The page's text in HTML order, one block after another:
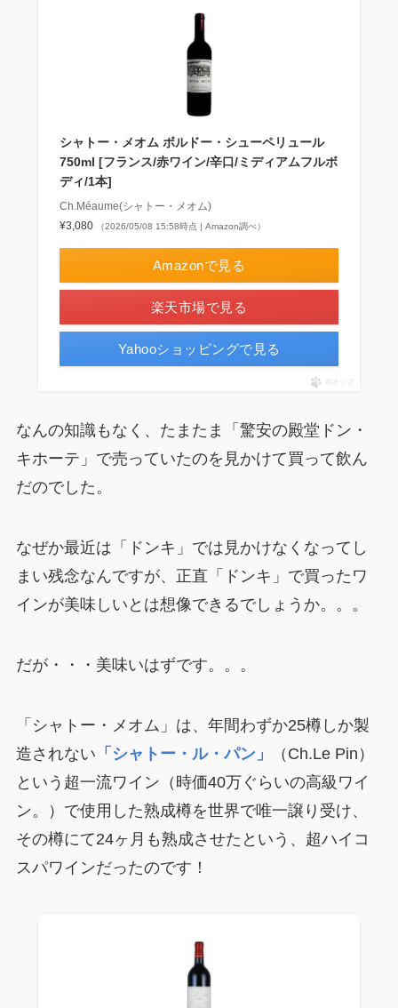
シャトー・メオム ボルドー・シューペリュール
750ml [フランス/赤ワイン/辛口/ミディアムフルボ
ディ/1本]
Ch.Méaume(シャトー・メオム)
¥3,080
（2026/05/08 15:58時点 | Amazon調べ）
Amazonで見る
楽天市場で見る
Yahooショッピングで見る
ポチップ
なんの知識もなく、たまたま「驚安の殿堂ドン・
キホーテ」で売っていたのを見かけて買って飲ん
だのでした。
なぜか最近は「ドンキ」では見かけなくなってし
まい残念なんですが、正直「ドンキ」で買ったワ
インが美味しいとは想像できるでしょうか。。。
だが・・・美味いはずです。。。
「シャトー・メオム」は、年間わずか25樽しか製
造されない 「シャトー・ル・パン」
（Ch.Le Pin）
という超一流ワイン（時価40万ぐらいの高級ワイ
ン。）で使用した熟成樽を世界で唯一譲り受け、
その樽にて24ヶ月も熟成させたという、超ハイコ
スパワインだったのです！